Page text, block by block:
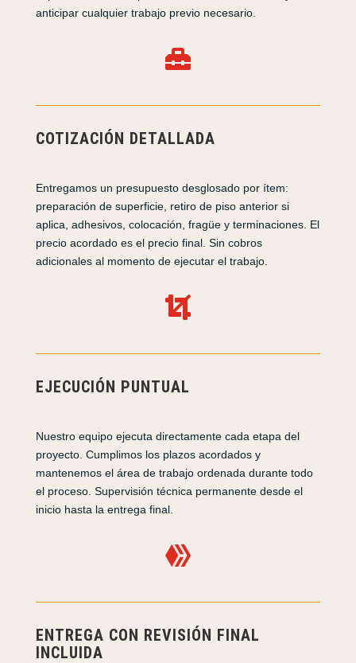
anticipar cualquier trabajo previo necesario.

COTIZACIÓN DETALLADA
Entregamos un presupuesto desglosado por ítem:
preparación de superficie, retiro de piso anterior si
aplica, adhesivos, colocación, fragüe y terminaciones. El
precio acordado es el precio final. Sin cobros
adicionales al momento de ejecutar el trabajo.

EJECUCIÓN PUNTUAL
Nuestro equipo ejecuta directamente cada etapa del
proyecto. Cumplimos los plazos acordados y
mantenemos el área de trabajo ordenada durante todo
el proceso. Supervisión técnica permanente desde el
inicio hasta la entrega final.

ENTREGA CON REVISIÓN FINAL
INCLUIDA